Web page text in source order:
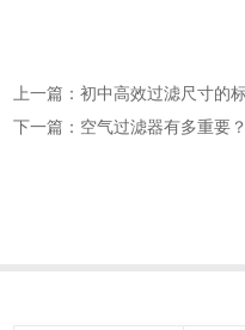
上一篇：初中高效过滤尺寸的
下一篇：空气过滤器有多重要？